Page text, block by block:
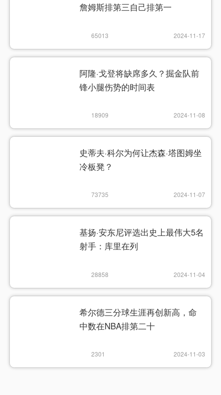
詹姆斯排第三自己排第一
65013 2024-11-17
阿隆·戈登将缺席多久？掘金队前
锋小腿伤势的时间表
18909 2024-11-08
史蒂夫·科尔为何让杰森·塔图姆坐
冷板凳？
73735 2024-11-07
基扬·安东尼评选出史上最伟大5名
射手：库里在列
28858 2024-11-04
希尔德三分球生涯再创新高，命
中数在NBA排第二十
2301 2024-11-03